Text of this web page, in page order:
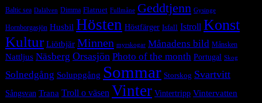
Baltic sea Dalälven Dimma Flatruet Fullmåne Geddtjenn Gysinge
Hornborgasjön Husbil Hösten Höstfärger Isfall Istroll Konst
Kultur Liötbjär Minnen myrskogar Månadens bild Månsken
Nattljus Näsberg Orsasjön Photo of the month Portugal Skog
Solnedgång Soluppgång Sommar Storskog Svartvitt
Sångsvan Trana Troll o väsen Vinter Vintertripp Vintervatten